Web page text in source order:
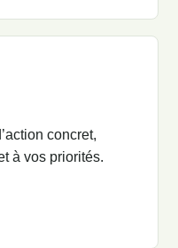
concret,
à vos priorités.